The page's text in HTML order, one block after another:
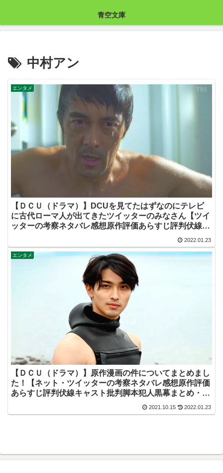
青空文庫
中村アン
エンタメ
【ＤＣＵ（ドラマ）】DCUを見てたはずなのにテレビ
に古代ローマ人が出てきたツイッターのみなさん【ツイ
ッターの考察ネタバレ感想原作評価あらすじ評判伏線キ
ャスト批判脚本犯人黒幕まとめ・横浜流星・阿部寛・日
曜劇場・ＴＢＳ・テルマエロマエ】
2022.01.23
エンタメ
【ＤＣＵ（ドラマ）】原作漫画の件についてまとめまし
た！【ネット・ツイッターの考察ネタバレ感想原作評価
あらすじ評判伏線キャスト批判脚本犯人黒幕まとめ・横
浜流星・阿部寛・日曜劇場・ＴＢＳ】
2021.10.15 2022.01.23